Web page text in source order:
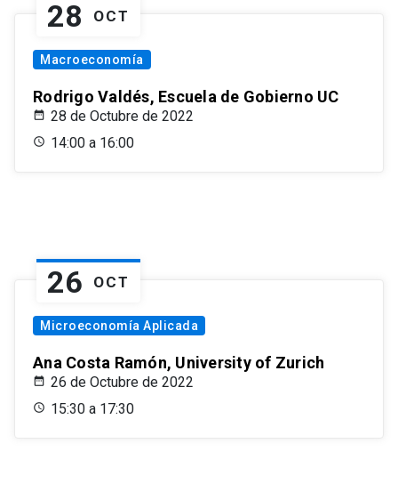
28 OCT
Macroeconomía
Rodrigo Valdés, Escuela de Gobierno UC
28 de Octubre de 2022
14:00 a 16:00
26 OCT
Microeconomía Aplicada
Ana Costa Ramón, University of Zurich
26 de Octubre de 2022
15:30 a 17:30